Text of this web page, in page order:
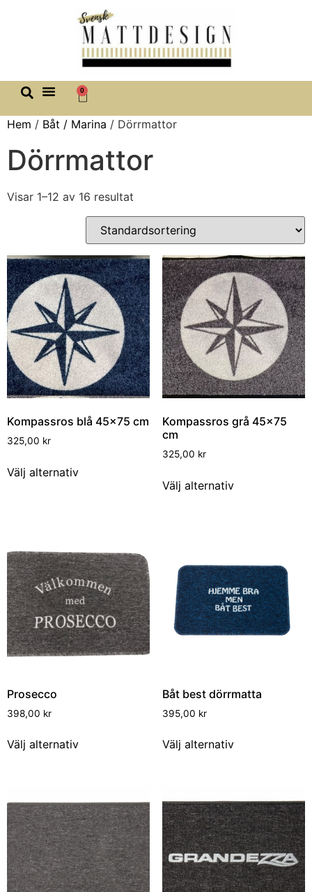
0
Hem / Båt / Marina / Dörrmattor
Dörrmattor
Visar 1–12 av 16 resultat
Kompassros blå 45×75 cm
325,00 kr
Välj alternativ
Kompassros grå 45×75
cm
325,00 kr
Välj alternativ
Prosecco
398,00 kr
Välj alternativ
Båt best dörrmatta
395,00 kr
Välj alternativ